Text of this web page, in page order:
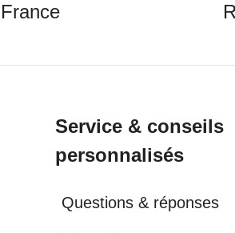
Service & conseils
personnalisés
Questions & réponses